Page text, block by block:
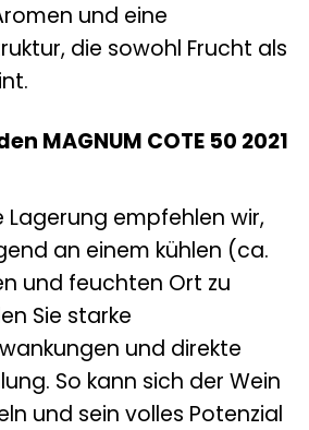
und eine
die sowohl Frucht als
MAGNUM COTE 50 2021
Lagerung empfehlen wir,
an einem kühlen (ca.
und feuchten Ort zu
Sie starke
und direkte
So kann sich der Wein
und sein volles Potenzial